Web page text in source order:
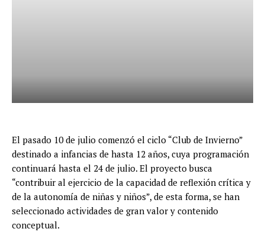
El pasado 10 de julio comenzó el ciclo “Club de Invierno”
destinado a infancias de hasta 12 años, cuya programación
continuará hasta el 24 de julio. El proyecto busca
“contribuir al ejercicio de la capacidad de reflexión crítica y
de la autonomía de niñas y niños”, de esta forma, se han
seleccionado actividades de gran valor y contenido
conceptual.